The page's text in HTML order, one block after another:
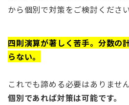
から個別で対策をご検討ください
四則演算が著しく苦手。分数の
らない。
これでも諦める必要はありません
個別であれば対策は可能です。